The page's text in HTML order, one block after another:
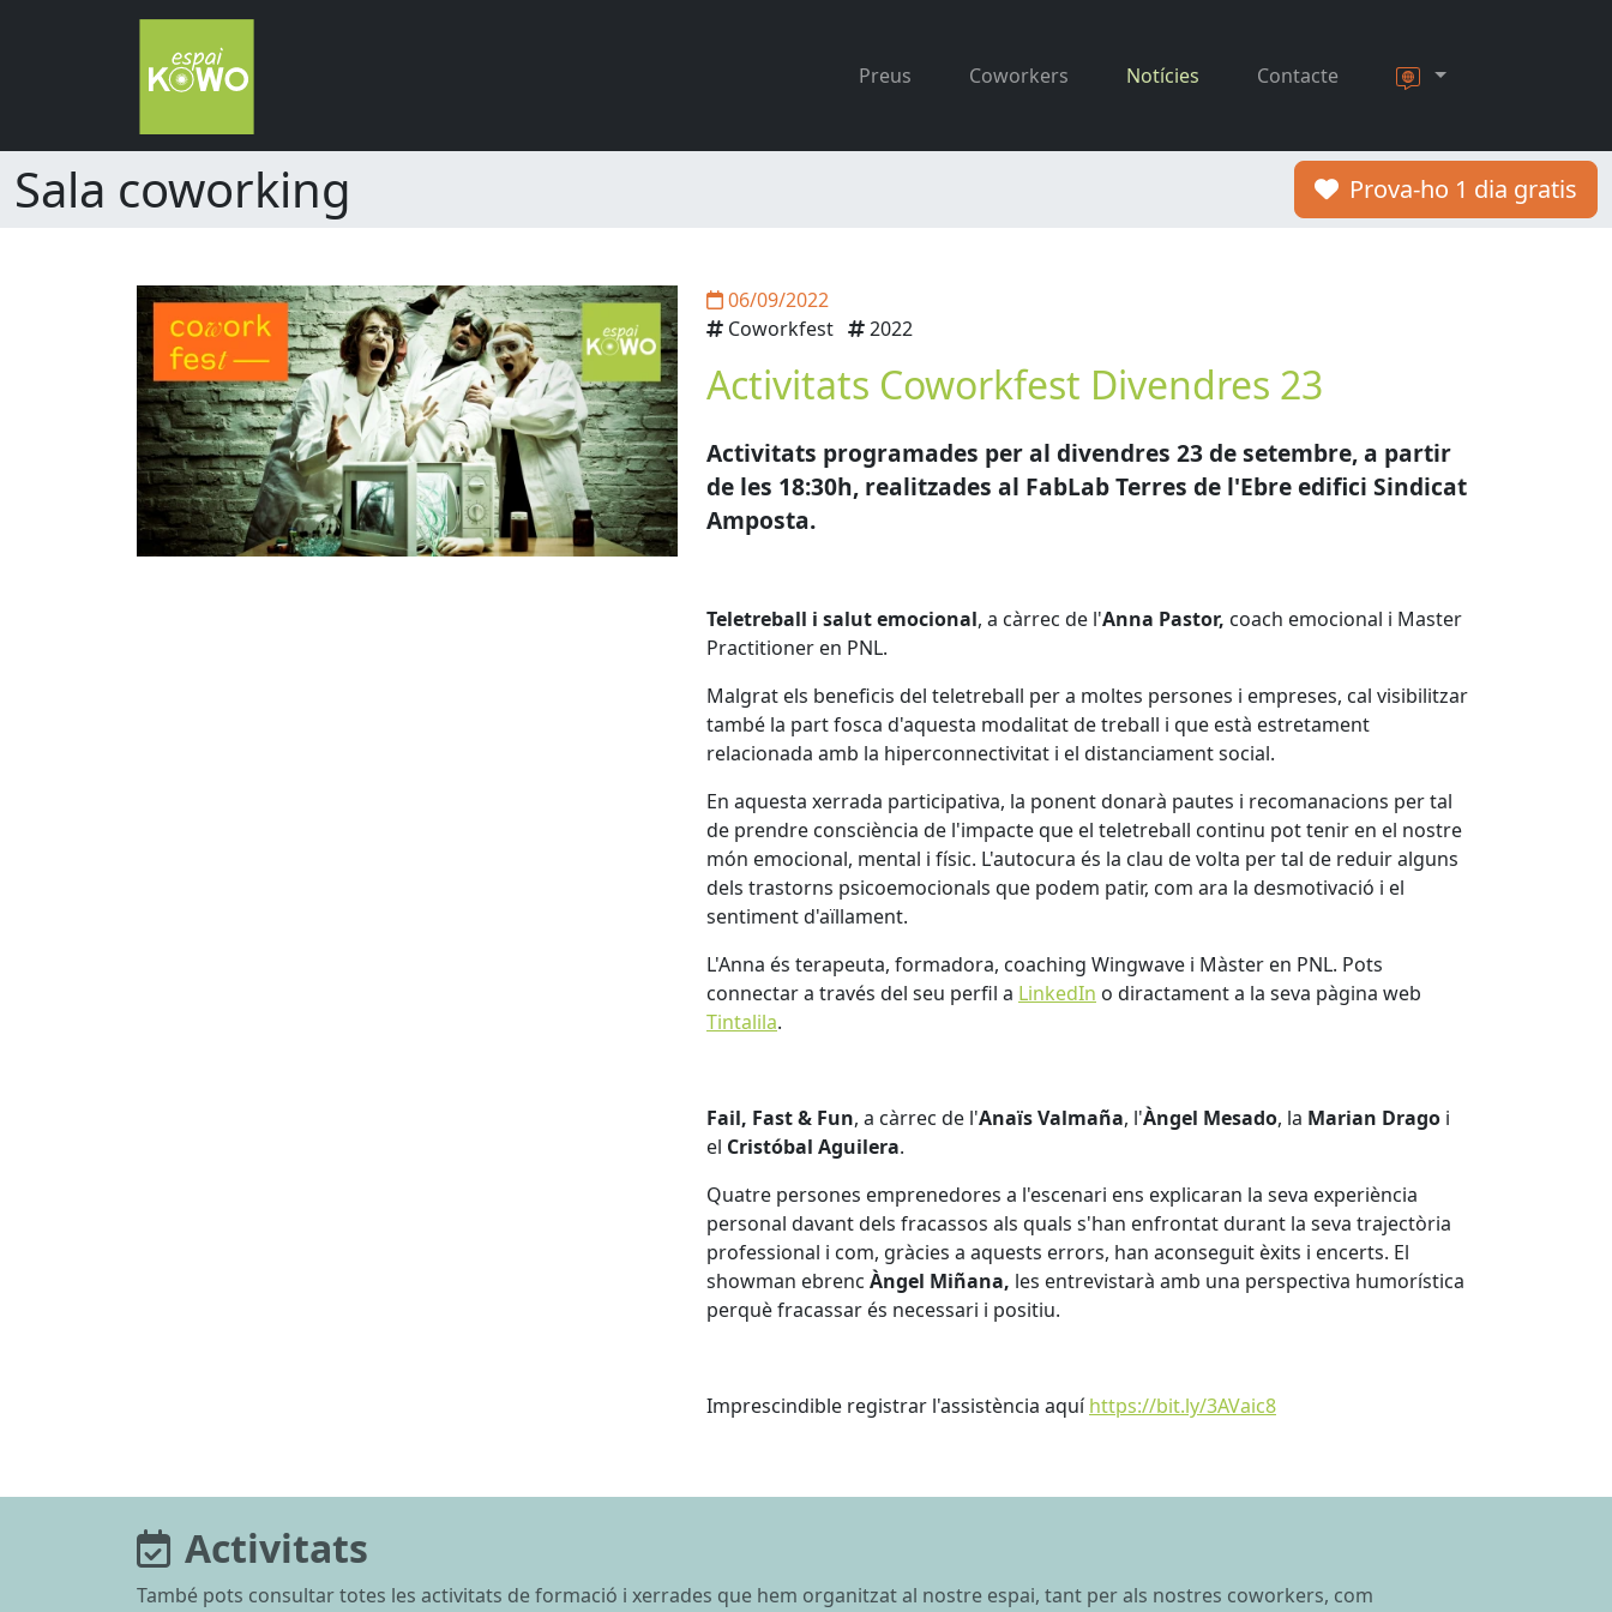
Preus Coworkers Notícies Contacte
Sala coworking Prova-ho 1 dia gratis
06/09/2022
Coworkfest
2022
Activitats Coworkfest Divendres 23
Activitats programades per al divendres 23 de setembre, a partir
de les 18:30h, realitzades al FabLab Terres de l'Ebre edifici Sindicat
Amposta.
Teletreball i salut emocional, a càrrec de l'Anna Pastor, coach emocional i Master
Practitioner en PNL.
Malgrat els beneficis del teletreball per a moltes persones i empreses, cal visibilitzar
també la part fosca d'aquesta modalitat de treball i que està estretament
relacionada amb la hiperconnectivitat i el distanciament social.
En aquesta xerrada participativa, la ponent donarà pautes i recomanacions per tal
de prendre consciència de l'impacte que el teletreball continu pot tenir en el nostre
món emocional, mental i físic. L'autocura és la clau de volta per tal de reduir alguns
dels trastorns psicoemocionals que podem patir, com ara la desmotivació i el
sentiment d'aïllament.
L'Anna és terapeuta, formadora, coaching Wingwave i Màster en PNL. Pots
connectar a través del seu perfil a LinkedIn o diractament a la seva pàgina web
Tintalila.
Fail, Fast & Fun, a càrrec de l'Anaïs Valmaña, l'Àngel Mesado, la Marian Drago i
el Cristóbal Aguilera.
Quatre persones emprenedores a l'escenari ens explicaran la seva experiència
personal davant dels fracassos als quals s'han enfrontat durant la seva trajectòria
professional i com, gràcies a aquests errors, han aconseguit èxits i encerts. El
showman ebrenc Àngel Miñana, les entrevistarà amb una perspectiva humorística
perquè fracassar és necessari i positiu.
Imprescindible registrar l'assistència aquíhttps://bit.ly/3AVaic8
Activitats
També pots consultar totes les activitats de formació i xerrades que hem organitzat al nostre espai, tant per als nostres coworkers, com